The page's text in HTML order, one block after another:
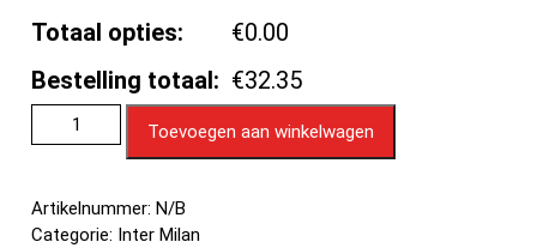
Totaal opties:
€0.00
Bestelling totaal: €32.35
Toevoegen aan winkelwagen
Artikelnummer: N/B
Categorie: Inter Milan